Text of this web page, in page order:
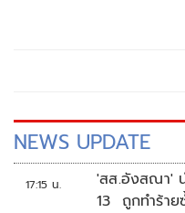
NEWS UPDATE
17:15 น.
'สส.อังสณา'
13 ถูกทำร้าย